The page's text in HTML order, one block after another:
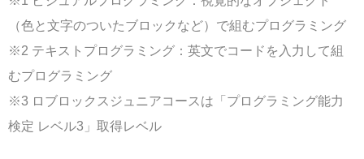
（色と文字のついたブロックなど）で組むプログラミング
※2 テキストプログラミング：英文でコードを入力して組
むプログラミング
※3 ロブロックスジュニアコースは「プログラミング能力
検定 レベル3」取得レベル